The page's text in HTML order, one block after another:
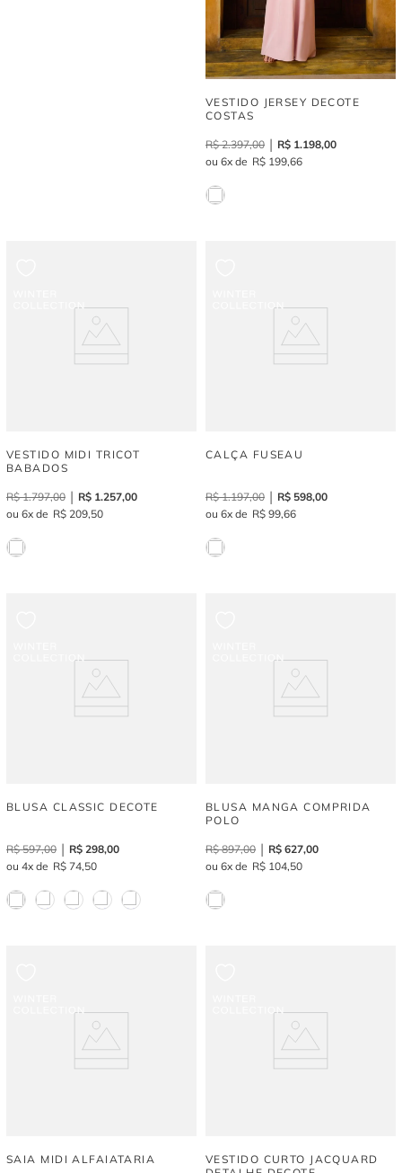
VESTIDO JERSEY DECOTE
COSTAS
R$ 2.397,00 R$ 1.198,00
6
R$ 199,66
VESTIDO MIDI TRICOT
BABADOS
R$ 1.797,00 R$ 1.257,00
6
R$ 209,50
CALÇA FUSEAU
R$ 1.197,00 R$ 598,00
6
R$ 99,66
BLUSA CLASSIC DECOTE
R$ 597,00 R$ 298,00
4
R$ 74,50
BLUSA MANGA COMPRIDA
POLO
R$ 897,00 R$ 627,00
6
R$ 104,50
SAIA MIDI ALFAIATARIA
VESTIDO CURTO JACQUARD